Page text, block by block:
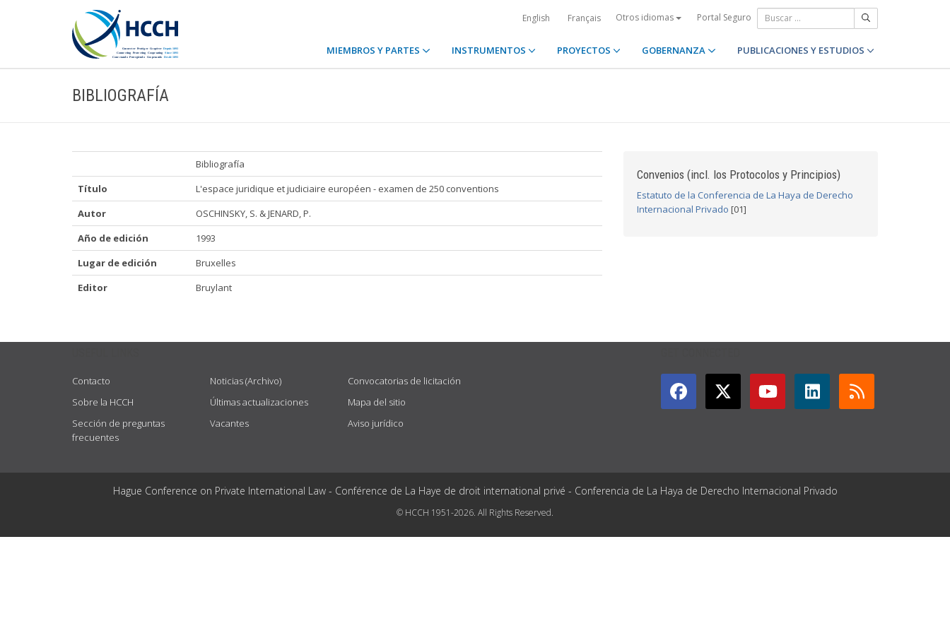
English Français Otros idiomas Portal Seguro
MIEMBROS Y PARTES INSTRUMENTOS PROYECTOS GOBERNANZA PUBLICACIONES Y ESTUDIOS
BIBLIOGRAFÍA
Bibliografía
Título
L'espace juridique et judiciaire européen - examen de 250 conventions
Autor
OSCHINSKY, S. & JENARD, P.
Año de edición
1993
Lugar de edición
Bruxelles
Editor
Bruylant
Convenios (incl. los Protocolos y Principios)
Estatuto de la Conferencia de La Haya de Derecho
Internacional Privado [01]
Contacto
Sobre la HCCH
Sección de preguntas
frecuentes
Noticias (Archivo)
Últimas actualizaciones
Vacantes
Convocatorias de licitación
Mapa del sitio
Aviso jurídico
Hague Conference on Private International Law - Conférence de La Haye de droit international privé - Conferencia de La Haya de Derecho Internacional Privado
© HCCH 1951-2026. All Rights Reserved.